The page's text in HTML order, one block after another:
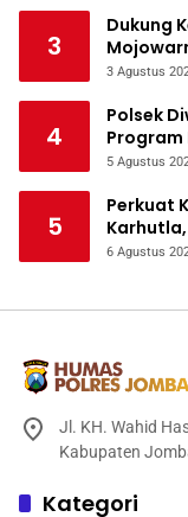
3
Dukung
3 Agustus
4
Polsek
Program
5 Agustus
5
Perkuat
Bencana
6 Agustus
Jl. KH. Wahid
Kabupaten
Kategori